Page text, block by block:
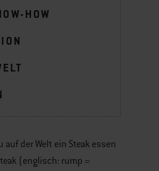
HOW
auf der Welt ein Steak essen
(englisch: rump =